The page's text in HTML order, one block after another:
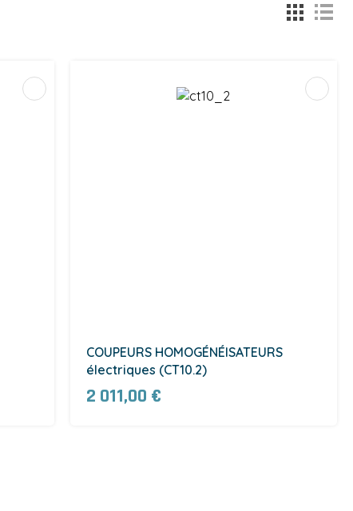
COUPEURS HOMOGÉNÉISATEURS
électriques (CT10.2)
2 011,00 €